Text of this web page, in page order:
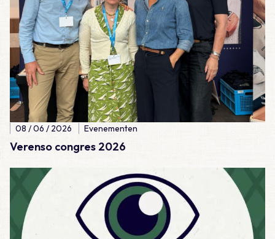
Verenso congres 2026
08 / 06 / 2026 Evenementen
Lees meer over Dag van de Huisarts 2026